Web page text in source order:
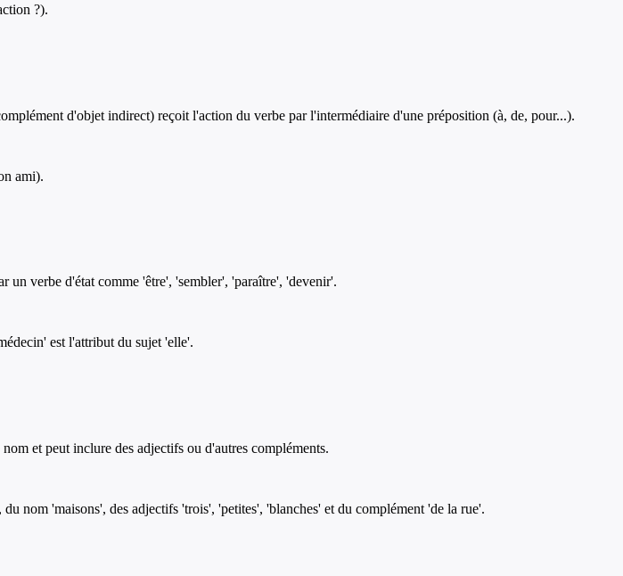
?).
d'objet indirect) reçoit l'action du verbe par l'intermédiaire d'une préposition (à, de, pour...).
ami).
verbe d'état comme 'être', 'sembler', 'paraître', 'devenir'.
est l'attribut du sujet 'elle'.
et peut inclure des adjectifs ou d'autres compléments.
nom 'maisons', des adjectifs 'trois', 'petites', 'blanches' et du complément 'de la rue'.